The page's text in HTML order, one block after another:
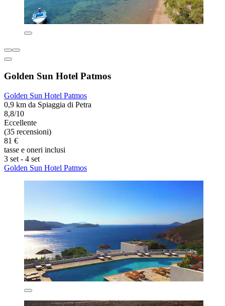
Golden Sun Hotel Patmos
Golden Sun Hotel Patmos
0,9 km da Spiaggia di Petra
8,8/10
Eccellente
(35 recensioni)
81 €
tasse e oneri inclusi
3 set - 4 set
Golden Sun Hotel Patmos